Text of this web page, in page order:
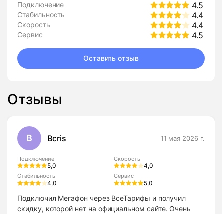
Подключение 4.5
Стабильность 4.4
Скорость 4.4
Сервис 4.5
Оставить отзыв
Отзывы
B Boris 11 мая 2026 г.
Подключение
5,0
Скорость
4,0
Стабильность
4,0
Сервис
5,0
Подключил Мегафон через ВсеТарифы и получил
скидку, которой нет на официальном сайте. Очень